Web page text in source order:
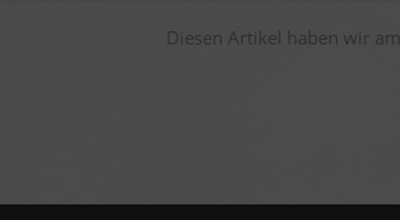
Diesen Artikel haben wir